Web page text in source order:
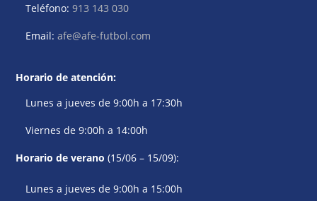
Teléfono:913 143 030
Email:afe@afe-futbol.com
Horario de atención:
Lunes a jueves de 9:00h a 17:30h
Viernes de 9:00h a 14:00h
Horario de verano (15/06 – 15/09):
Lunes a jueves de 9:00h a 15:00h